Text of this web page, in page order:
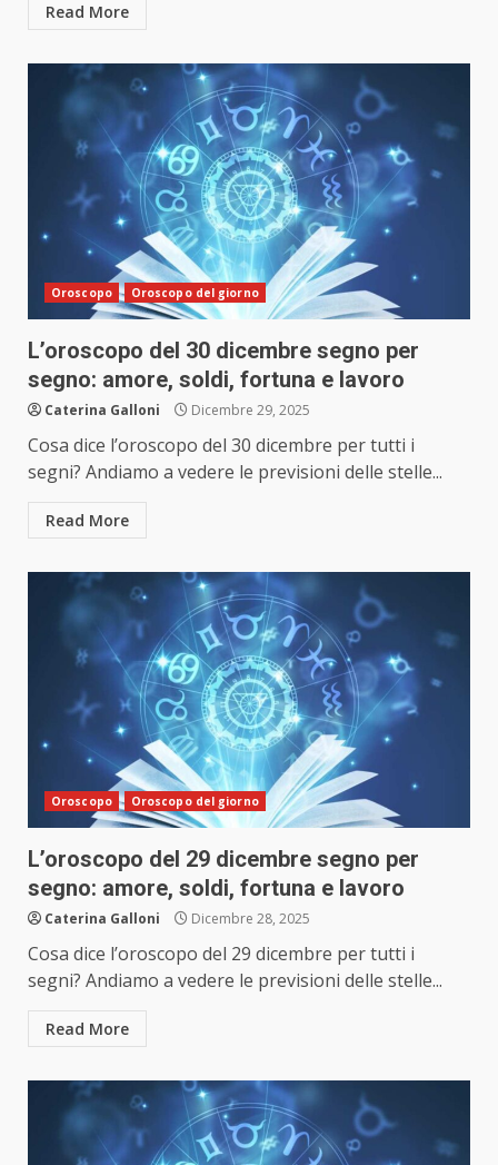
Read More
Oroscopo Oroscopo del giorno
L’oroscopo del 30 dicembre segno per
segno: amore, soldi, fortuna e lavoro
Caterina Galloni Dicembre 29, 2025
Cosa dice l’oroscopo del 30 dicembre per tutti i
segni? Andiamo a vedere le previsioni delle stelle...
Read More
Oroscopo Oroscopo del giorno
L’oroscopo del 29 dicembre segno per
segno: amore, soldi, fortuna e lavoro
Caterina Galloni Dicembre 28, 2025
Cosa dice l’oroscopo del 29 dicembre per tutti i
segni? Andiamo a vedere le previsioni delle stelle...
Read More